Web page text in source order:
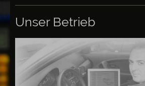
Unser Betrieb